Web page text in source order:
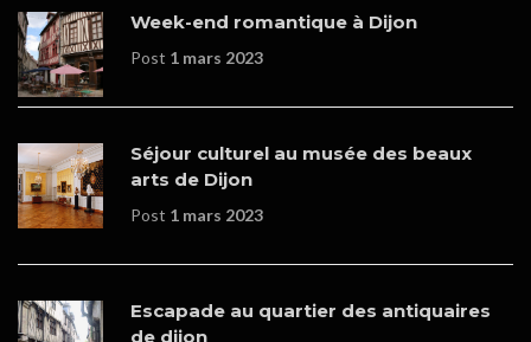
Week-end romantique à Dijon
Post 1 mars 2023
Séjour culturel au musée des beaux
arts de Dijon
Post 1 mars 2023
Escapade au quartier des antiquaires
de dijon